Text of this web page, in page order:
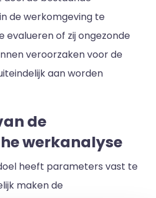
de werkomgeving te
evalueren of zij ongezonde
veroorzaken voor de
aan worden
de
werkanalyse
heeft parameters vast te
maken de